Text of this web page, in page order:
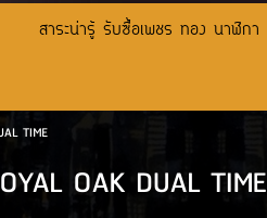
สาระน่ารู้ รับซื้อเพชร ทอง นาฬิกา
TIME
OAK DUAL TIME